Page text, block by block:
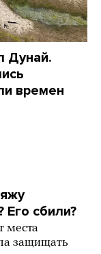
Дунай.
времен
Его сбили?
места
защищать